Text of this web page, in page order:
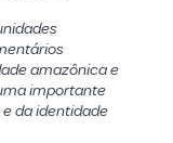
amazônica e
importante
da identidade